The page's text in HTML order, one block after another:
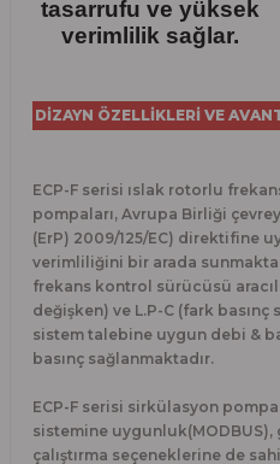
tasarrufu ve yüksek
verimlilik sağlar.
DİZAYN ÖZELLİKLERİ VE
ECP-F serisi ıslak rotorlu
pompaları, Avrupa Birliği
(ErP) 2009/125/EC) direktifine
verimliliğini bir arada
frekans kontrol sürücüsü
değişken) ve L.P-C (fark basınç
sistem talebine uygun debi &
basınç sağlanmaktadır.
ECP-F serisi sirkülasyon
sistemine
çalıştırma seçeneklerine de